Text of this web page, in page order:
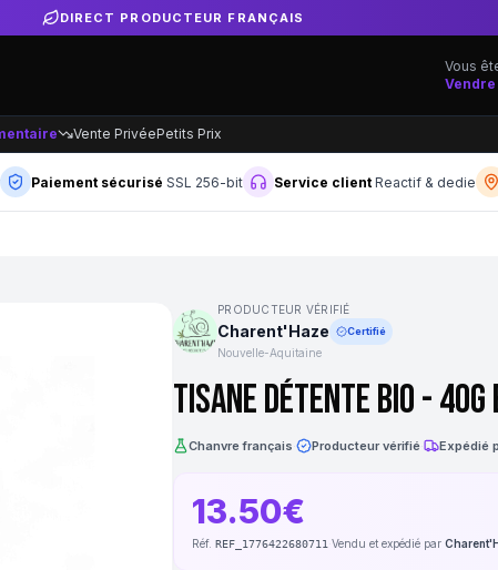
DIRECT PRODUCTEUR FRANÇAIS
Vous
Vente PrivéePetits Prix
Paiement sécurisé SSL 256-bit Service client Reactif & dedie
PRODUCTEUR VÉRIFIÉ
Charent'Haze Certifié
Nouvelle-Aquitaine
Tisane Détente Bio - 40g
Chanvre français Producteur vérifié Expédié
13.50€
Réf. REF_1776422680711 Vendu et expédié par